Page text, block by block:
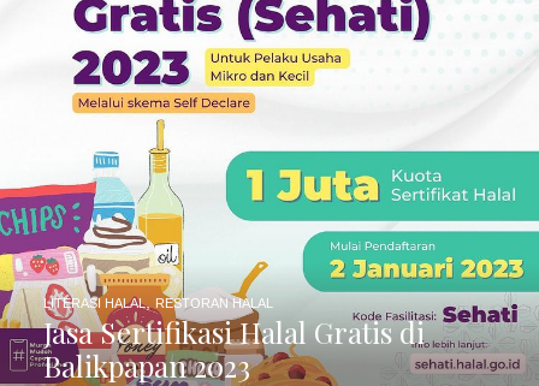
Jasa Sertifikasi Halal Gratis di
Balikpapan 2023
LITERASI HALAL, RESTORAN HALAL